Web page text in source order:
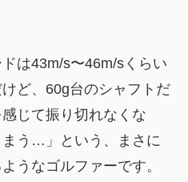
ドは43m/s〜46m/sくらい
ど、60g台のシャフトだ
じて振り切れなくな
う…」
という、まさに
うなゴルファーです。